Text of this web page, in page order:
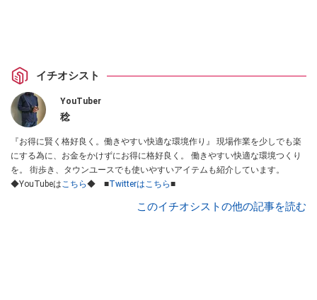
イチオシスト
YouTuber
稔
『お得に賢く格好良く。働きやすい快適な環境作り』 現場作業を少しでも楽
にする為に、お金をかけずにお得に格好良く。 働きやすい快適な環境つくり
を。 街歩き、タウンユースでも使いやすいアイテムも紹介しています。
◆YouTubeはこちら◆ ■Twitterはこちら■
このイチオシストの他の記事を読む